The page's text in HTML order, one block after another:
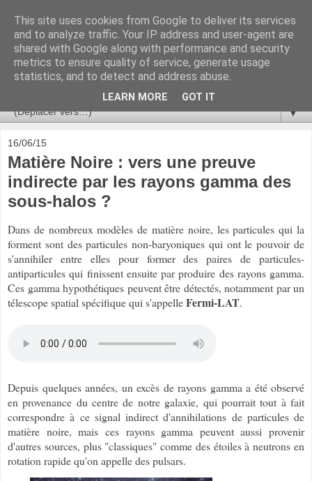
Ça se passe là haut
Astronomie, Astrophysique, Astroparticules, Cosmologie.
L'infini se contemple, indéfiniment. ISSN 2272-5768
▼
16/06/15
Matière Noire : vers une preuve
indirecte par les rayons gamma des
sous-halos ?
Dans de nombreux modèles de matière noire, les particules qui la
forment sont des particules non-baryoniques qui ont le pouvoir de
s'annihiler entre elles pour former des paires de particules-
antiparticules qui finissent ensuite par produire des rayons gamma.
Ces gamma hypothétiques peuvent être détectés, notamment par un
télescope spatial spécifique qui s'appelleFermi-LAT.
Depuis quelques années, un excès de rayons gamma a été observé
en provenance du centre de notre galaxie, qui pourrait tout à fait
correspondre à ce signal indirect d'annihilations de particules de
matière noire, mais ces rayons gamma peuvent aussi provenir
d'autres sources, plus "classiques" comme des étoiles à neutrons en
rotation rapide qu'on appelle des pulsars.
This site uses cookies from Google to deliver its services
and to analyze traffic. Your IP address and user-agent are
shared with Google along with performance and security
metrics to ensure quality of service, generate usage
statistics, and to detect and address abuse.
LEARN MORE GOT IT